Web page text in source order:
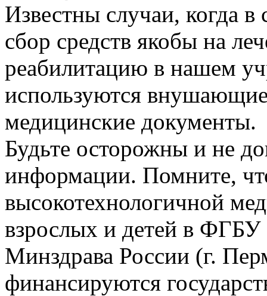
Известны случаи, когда в
сбор средств якобы на
реабилитацию в нашем
используются
медицинские документы.
Будьте осторожны и не
информации. Помните,
высокотехнологичной
взрослых и детей в
Минздрава России (г.
финансируются